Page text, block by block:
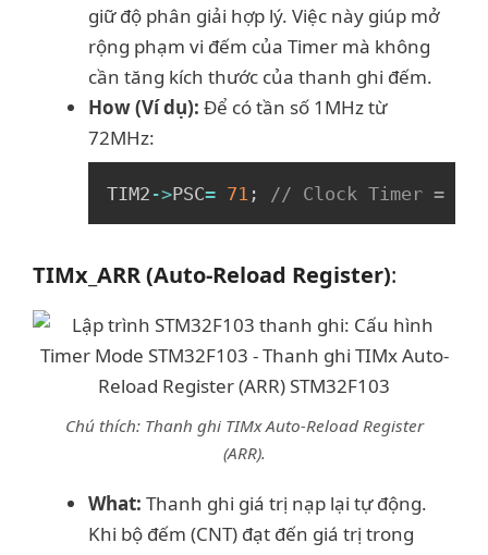
giữ độ phân giải hợp lý. Việc này giúp mở
rộng phạm vi đếm của Timer mà không
cần tăng kích thước của thanh ghi đếm.
How (Ví dụ): Để có tần số 1MHz từ
72MHz:
TIM2 ->PSC= 71 ; // Clock Timer =
TIMx_ARR (Auto-Reload Register):
Chú thích: Thanh ghi TIMx Auto-Reload Register
(ARR).
What: Thanh ghi giá trị nạp lại tự động.
Khi bộ đếm (CNT) đạt đến giá trị trong